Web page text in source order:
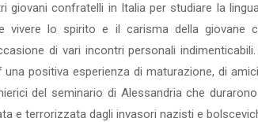
giovani confratelli in Italia per studiare la
vivere lo spirito e il carisma della giovane
di vari incontri personali
positiva esperienza di maturazione, di
del seminario di Alessandria che
e terrorizzata dagli invasori nazisti e